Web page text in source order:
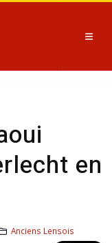
en
Anciens Lensois